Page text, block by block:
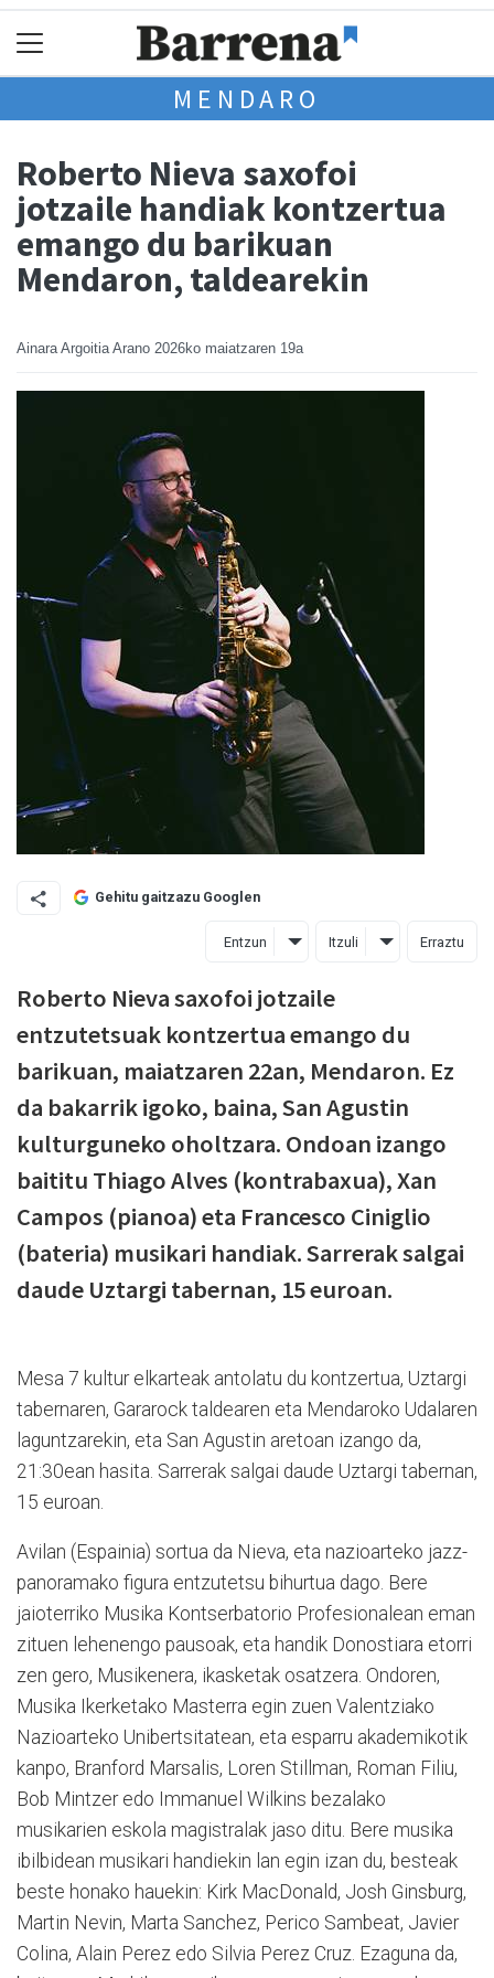
MENDARO
Roberto Nieva saxofoi
jotzaile handiak kontzertua
emango du barikuan
Mendaron, taldearekin
Ainara Argoitia Arano 2026ko maiatzaren 19a
Gehitu gaitzazu Googlen
Entzun Itzuli Erraztu
Roberto Nieva saxofoi jotzaile
entzutetsuak kontzertua emango du
barikuan, maiatzaren 22an, Mendaron. Ez
da bakarrik igoko, baina, San Agustin
kulturguneko oholtzara. Ondoan izango
baititu Thiago Alves (kontrabaxua), Xan
Campos (pianoa) eta Francesco Ciniglio
(bateria) musikari handiak. Sarrerak salgai
daude Uztargi tabernan, 15 euroan.
Mesa 7 kultur elkarteak antolatu du kontzertua, Uztargi
tabernaren, Gararock taldearen eta Mendaroko Udalaren
laguntzarekin, eta San Agustin aretoan izango da,
21:30ean hasita. Sarrerak salgai daude Uztargi tabernan,
15 euroan.
Avilan (Espainia) sortua da Nieva, eta nazioarteko jazz-
panoramako figura entzutetsu bihurtua dago. Bere
jaioterriko Musika Kontserbatorio Profesionalean eman
zituen lehenengo pausoak, eta handik Donostiara etorri
zen gero, Musikenera, ikasketak osatzera. Ondoren,
Musika Ikerketako Masterra egin zuen Valentziako
Nazioarteko Unibertsitatean, eta esparru akademikotik
kanpo, Branford Marsalis, Loren Stillman, Roman Filiu,
Bob Mintzer edo Immanuel Wilkins bezalako
musikarien eskola magistralak jaso ditu. Bere musika
ibilbidean musikari handiekin lan egin izan du, besteak
beste honako hauekin: Kirk MacDonald, Josh Ginsburg,
Martin Nevin, Marta Sanchez, Perico Sambeat, Javier
Colina, Alain Perez edo Silvia Perez Cruz. Ezaguna da,